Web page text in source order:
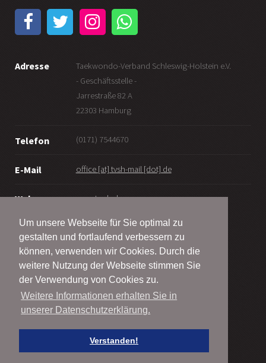
Um unsere Webseite für Sie optimal zu
gestalten und fortlaufend verbessern zu
können, verwenden wir Cookies. Durch die
weitere Nutzung der Webseite stimmen Sie
der Verwendung von Cookies zu.
Weitere Informationen erhalten Sie in
unserer Datenschutzerklärung.
Verstanden!
Adresse
Taekwondo-Verband Schleswig-Holstein e.V.
- Geschäftsstelle -
Jarrestraße 82 A
22303 Hamburg
Telefon (0171) 7544670
E-Mail office [at] tvsh-mail [dot] de
Web www.tv-sh.de
© Taekwondo-Verband Schleswig-Holstein e.V.
2001 - 2026
Alle Rechte vorbehalten
Impressum | Legal Notice
Datenschutz | Privacy Policy